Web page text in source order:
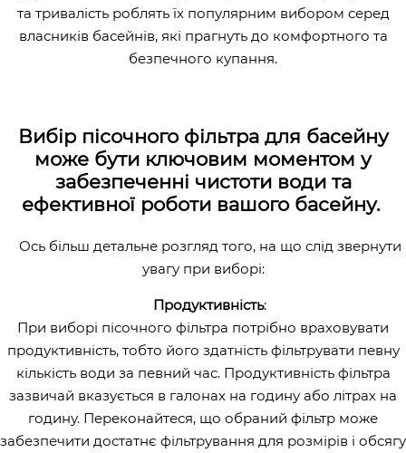
та тривалість роблять їх популярним вибором серед
власників басейнів, які прагнуть до комфортного та
безпечного купання.
Вибір пісочного фільтра для басейну
може бути ключовим моментом у
забезпеченні чистоти води та
ефективної роботи вашого басейну.
Ось більш детальне розгляд того, на що слід звернути
увагу при виборі:
Продуктивність:
При виборі пісочного фільтра потрібно враховувати
продуктивність, тобто його здатність фільтрувати певну
кількість води за певний час. Продуктивність фільтра
зазвичай вказується в галонах на годину або літрах на
годину. Переконайтеся, що обраний фільтр може
забезпечити достатнє фільтрування для розмірів і обсягу